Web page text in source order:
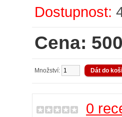
Dostupnost:
Cena:
Množství:
0